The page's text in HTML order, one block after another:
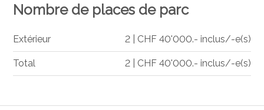
Nombre de places de parc
Extérieur 2 | CHF 40'000.- inclus/-e(s)
Total 2 | CHF 40'000.- inclus/-e(s)